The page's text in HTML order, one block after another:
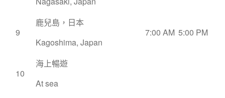
9
鹿兒島，日本
Kagoshima, Japan
7:00 AM 5:00 PM
10
海上暢遊
At sea